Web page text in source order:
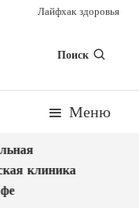
Лайфхак здоровья
Поиск
Меню
клиника